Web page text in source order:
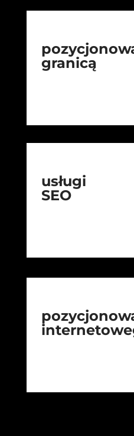
granicą
usługi
SEO